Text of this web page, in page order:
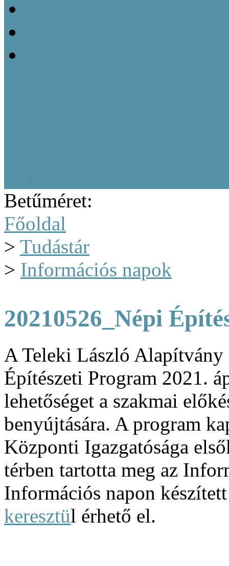
Betűméret:
Főoldal
> Tudástár
> Információs napok
20210526_Népi
A Teleki László Alapítvány
Építészeti Program 2021.
lehetőséget a szakmai
benyújtására. A program
Központi Igazgatósága
térben tartotta meg az
Információs napon
keresztül érhető el.